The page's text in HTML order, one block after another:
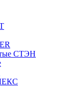
СТЭН